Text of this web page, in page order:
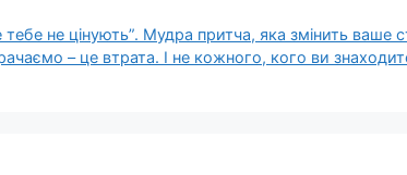
не цінують”. Мудра притча, яка змінить ваше
– це втрата. І не кожного, кого ви